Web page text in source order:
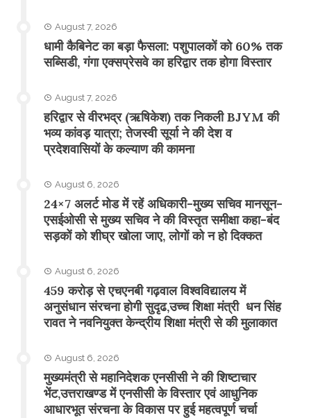
August 7, 2026
​धामी कैबिनेट का बड़ा फैसला: पशुपालकों को 60% तक
सब्सिडी, गंगा एक्सप्रेसवे का हरिद्वार तक होगा विस्तार
August 7, 2026
​हरिद्वार से वीरभद्र (ऋषिकेश) तक निकली BJYM की
भव्य कांवड़ यात्रा; तेजस्वी सूर्या ने की देश व
प्रदेशवासियों के कल्याण की कामना
August 6, 2026
24×7 अलर्ट मोड में रहें अधिकारी-मुख्य सचिव मानसून-
एसईओसी से मुख्य सचिव ने की विस्तृत समीक्षा कहा-बंद
सड़कों को शीघ्र खोला जाए, लोगों को न हो दिक्कत
August 6, 2026
459 करोड़ से एचएनबी गढ़वाल विश्वविद्यालय में
अनुसंधान संरचना होगी सुदृढ,उच्च शिक्षा मंत्री धन सिंह
रावत ने नवनियुक्त केन्द्रीय शिक्षा मंत्री से की मुलाकात
August 6, 2026
मुख्यमंत्री से महानिदेशक एनसीसी ने की शिष्टाचार
भेंट,उत्तराखण्ड में एनसीसी के विस्तार एवं आधुनिक
आधारभूत संरचना के विकास पर हुई महत्वपूर्ण चर्चा